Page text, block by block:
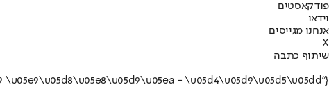
פודקאסטים
וידאו
אנחנו מגייסים
X
שיתוף כתבה
{"name":"\u05d9\u05d5\u05e1\u05d9 \u05e9\u05d8\u05e8\u05d9\u05ea - \u05d4\u05d9\u05d5\u05dd"}